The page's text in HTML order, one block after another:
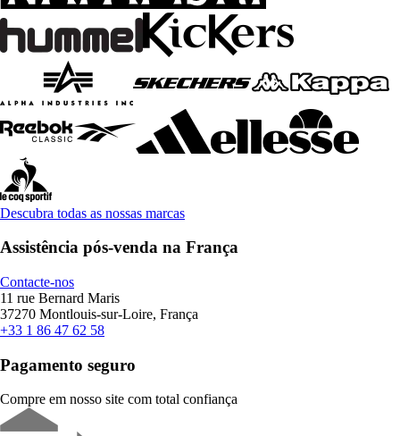
Descubra todas as nossas marcas
Assistência pós-venda na França
Contacte-nos
11 rue Bernard Maris
37270 Montlouis-sur-Loire, França
+33 1 86 47 62 58
Pagamento seguro
Compre em nosso site com total confiança